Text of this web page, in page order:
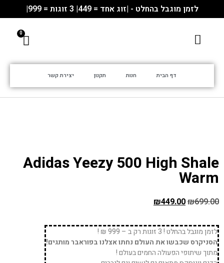
לזמן מוגבל בהחלט - |זוג אחד = 449| 3 זוגות = 999|
דף הבית חנות תקנון יצירת קשר
Adidas Yeezy 500 High Shale
Warm
₪699.00
₪449.00
לזמן מוגבל בהחלט ! 3 זוגות רק ב – 999 ₪ !
הסניקרס שכבשו את העולם נחתו אצלנו בפוראבר מותגים!
מתוך שיתופי הפעולה החמים בעולם !